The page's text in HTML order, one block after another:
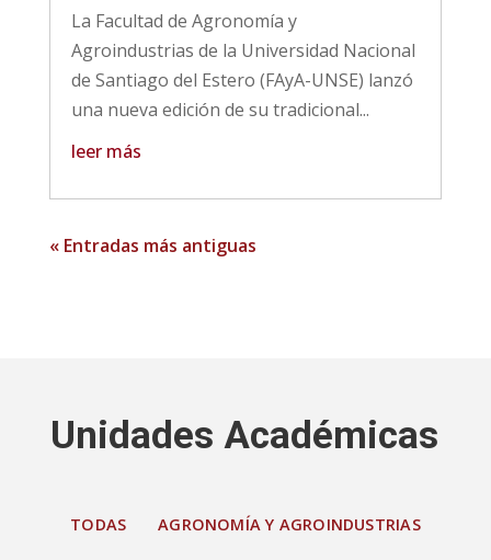
La Facultad de Agronomía y
Agroindustrias de la Universidad Nacional
de Santiago del Estero (FAyA-UNSE) lanzó
una nueva edición de su tradicional...
leer más
« Entradas más antiguas
Unidades Académicas
TODAS AGRONOMÍA Y AGROINDUSTRIAS